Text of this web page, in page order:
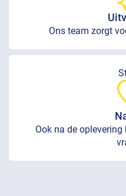
Ons team zorgt
Ook na de